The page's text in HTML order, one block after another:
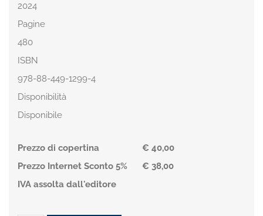
2024
Pagine
480
ISBN
978-88-449-1299-4
Disponibilità
Disponibile
Prezzo di copertina
€ 40,00
Prezzo Internet Sconto 5%
€ 38,00
IVA assolta dall'editore